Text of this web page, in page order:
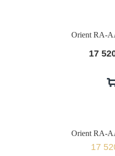
Orient RA-
17
Orient RA-
17